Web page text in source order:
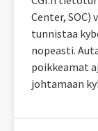
Center,
tunnistaa
nopeasti.
poikkeamat
johtamaan